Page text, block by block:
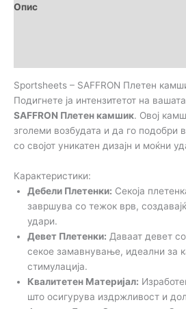
Опис
Sportsheets – SAFFRON Плетен
Подигнете ја интензитетот на
SAFFRON Плетен камшик. Овој
зголеми возбудата и да го подобри
со својот уникатен дизајн и моќни
Карактеристики:
Дебели Плетенки: Секоја
завршува со тежок врв,
удари.
Девет Плетенки: Даваат девет
секое замавнување, идеални за
стимулација.
Квалитетен Материјал:
што осигурува издржливост и